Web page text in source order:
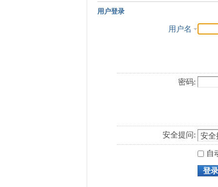
用户登录
用户名
密码:
安全提问:
自
登录